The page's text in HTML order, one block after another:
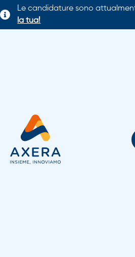
Le candidature sono
la tua!